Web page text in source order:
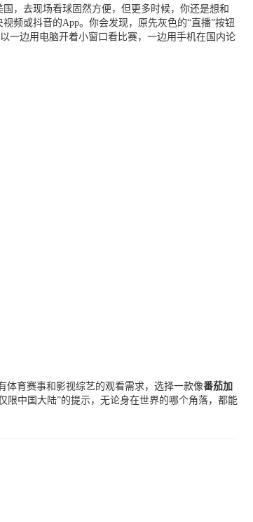
，去现场看球固然方便，但更多时候，你还是想和
频或抖音的App。你会发现，原先灰色的“直播”按钮
一边用电脑开着小窗口看比赛，一边用手机在国内论
体育赛事和影视综艺的观看需求，选择一款像番茄加
中国大陆”的提示，无论身在世界的哪个角落，都能